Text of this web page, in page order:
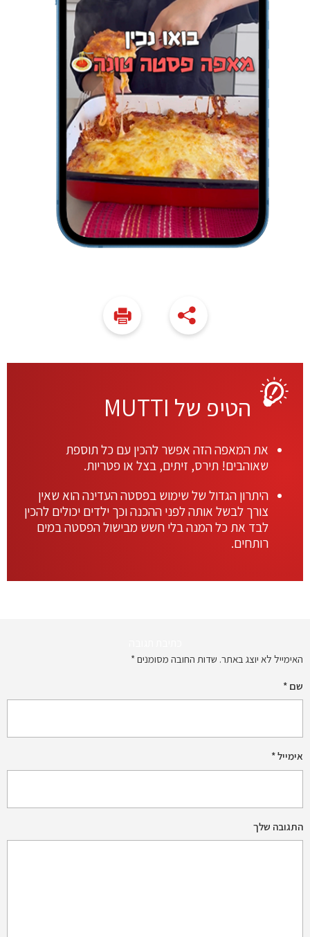
הטיפ של MUTTI
את המאפה הזה אפשר להכין עם כל תוספת
שאוהבים! תירס, זיתים, בצל או פטריות.
היתרון הגדול של שימוש בפסטה העדינה הוא שאין
צורך לבשל אותה לפני ההכנה וכך ילדים יכולים להכין
לבד את כל המנה בלי חשש מבישול הפסטה במים
רותחים.
האימייל לא יוצג באתר. שדות החובה מסומנים *
שם *
אימייל*
התגובה שלך